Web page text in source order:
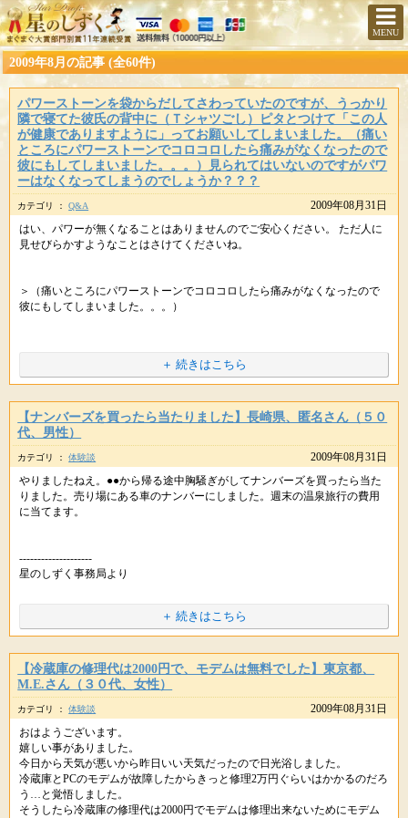
MENU
2009年8月の記事 (全60件)
パワーストーンを袋からだしてさわっていたのですが、うっかり
隣で寝てた彼氏の背中に（Ｔシャツごし）ピタとつけて「この人
が健康でありますように」ってお願いしてしまいました。（痛い
ところにパワーストーンでコロコロしたら痛みがなくなったので
彼にもしてしまいました。。。）見られてはいないのですがパワ
ーはなくなってしまうのでしょうか？？？
カテゴリ ：Q&A
2009年08月31日
はい、パワーが無くなることはありませんのでご安心ください。 ただ人に
見せびらかすようなことはさけてくださいね。
＞（痛いところにパワーストーンでコロコロしたら痛みがなくなったので
彼にもしてしまいました。。。）
す。Ｋａｏｒｕ先生のパワー恐るべしです。ぜひ、いろいろ活用してみて
くださいね。
URLをコピペしてシェアもできます。
＋ 続きはこちら
【ナンバーズを買ったら当たりました】長崎県、匿名さん（５０
代、男性）
カテゴリ ：体験談
2009年08月31日
やりましたねえ。●●から帰る途中胸騒ぎがしてナンバーズを買ったら当た
りました。売り場にある車のナンバーにしました。週末の温泉旅行の費用
に当てます。
--------------------
星のしずく事務局より
嬉しいご報告ありがとうございます。最近、どんどん 冴えているようで何
よりです。温泉旅行楽しんできてくださいね＾＾
※掲載している内容は、星のしずくに寄せられた個人の体験談で 効果には
個人差があり、すべての方が実感するものではありません。
※ヒーリングはお薬ではありませんので医師から処方された薬や治療の代
わりに使うことは避けてください。医師の指示を尊重・最優先してくだ
さいね。
＋ 続きはこちら
【冷蔵庫の修理代は2000円で、モデムは無料でした】東京都、
M.E.さん（３０代、女性）
カテゴリ ：体験談
2009年08月31日
おはようございます。
嬉しい事がありました。
今日から天気が悪いから昨日いい天気だったので日光浴しました。
冷蔵庫とPCのモデムが故障したからきっと修理2万円ぐらいはかかるのだろ
う…と覚悟しました。
そうしたら冷蔵庫の修理代は2000円でモデムは修理出来ないためにモデム